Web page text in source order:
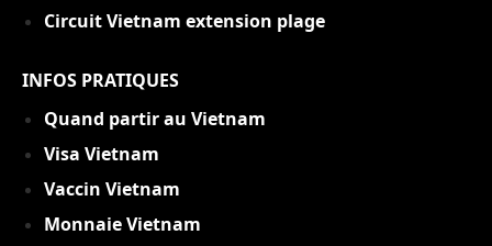
Circuit Vietnam extension plage
INFOS PRATIQUES
Quand partir au Vietnam
Visa Vietnam
Vaccin Vietnam
Monnaie Vietnam